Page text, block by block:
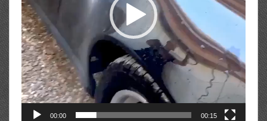
00:00 00:15